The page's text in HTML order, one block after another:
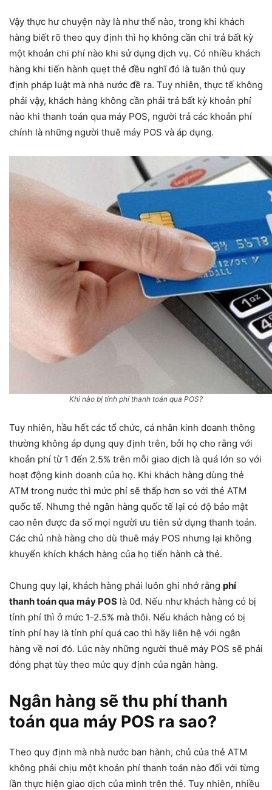
Vậy thực hư chuyện này là như thế nào, trong khi khách
hàng biết rõ theo quy định thì họ không cần chi trả bất kỳ
một khoản chi phí nào khi sử dụng dịch vụ. Có nhiều khách
hàng khi tiến hành quẹt thẻ đều nghĩ đó là tuân thủ quy
định pháp luật mà nhà nước đề ra. Tuy nhiên, thực tế không
phải vậy, khách hàng không cần phải trả bất kỳ khoản phí
nào khi thanh toán qua máy POS, người trả các khoản phí
chính là những người thuê máy POS và áp dụng.
Khi nào bị tính phí thanh toán qua POS?
Tuy nhiên, hầu hết các tổ chức, cá nhân kinh doanh thông
thường không áp dụng quy định trên, bởi họ cho rằng với
khoản phí từ 1 đến 2.5% trên mỗi giao dịch là quá lớn so với
hoạt động kinh doanh của họ. Khi khách hàng dùng thẻ
ATM trong nước thì mức phí sẽ thấp hơn so với thẻ ATM
quốc tế. Nhưng thẻ ngân hàng quốc tế lại có độ bảo mật
cao nên được đa số mọi người ưu tiên sử dụng thanh toán.
Các chủ nhà hàng cho dù thuê máy POS nhưng lại không
khuyến khích khách hàng của họ tiến hành cà thẻ.
Chung quy lại, khách hàng phải luôn ghi nhớ rằng phí
thanh toán qua máy POS là 0đ. Nếu như khách hàng có bị
tính phí thì ở mức 1-2.5% mà thôi. Nếu khách hàng có bị
tính phí hay là tính phí quá cao thì hãy liên hệ với ngân
hàng về nơi đó. Lúc này những người thuê máy POS sẽ phải
đóng phạt tùy theo mức quy định của ngân hàng.
Ngân hàng sẽ thu phí thanh
toán qua máy POS ra sao?
Theo quy định mà nhà nước ban hành, chủ của thẻ ATM
không phải chịu một khoản phí thanh toán nào đối với từng
lần thực hiện giao dịch của mình trên thẻ. Tuy nhiên, nhiều